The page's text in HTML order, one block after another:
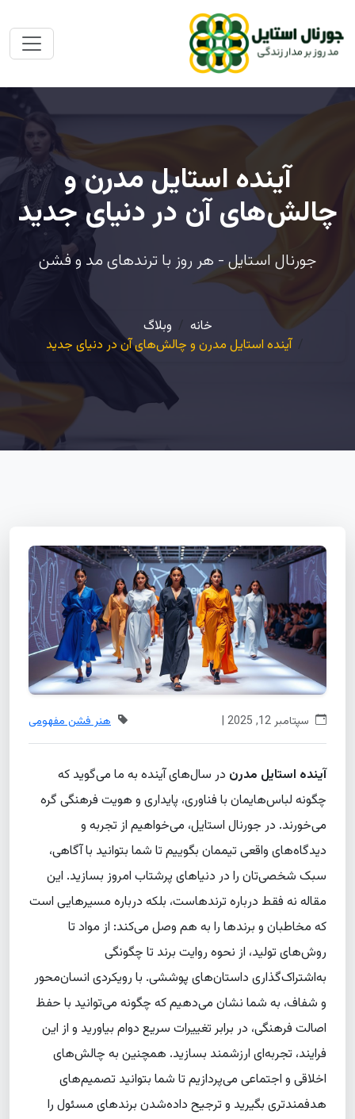
آینده استایل مدرن و
چالش‌های آن در دنیای جدید
جورنال استایل - هر روز با ترندهای مد و فشن
خانه
وبلاگ
آینده استایل مدرن و چالش‌های آن در دنیای جدید
سپتامبر 12, 2025 | هنر فشن مفهومی
آینده استایل مدرندر سال‌های آینده به ما می‌گوید که
چگونه لباس‌هایمان با فناوری، پایداری و هویت فرهنگی گره
می‌خورند. در جورنال استایل، می‌خواهیم از تجربه و
دیدگاه‌های واقعی تیممان بگوییم تا شما بتوانید با آگاهی،
سبک شخصی‌تان را در دنیاهای پرشتاب امروز بسازید. این
مقاله نه فقط درباره ترندهاست، بلکه درباره مسیرهایی است
که مخاطبان و برندها را به هم وصل می‌کند: از مواد تا
روش‌های تولید، از نحوه روایت برند تا چگونگی
به‌اشتراک‌گذاری داستان‌های پوششی. با رویکردی انسان‌محور
و شفاف، به شما نشان می‌دهیم که چگونه می‌توانید با حفظ
اصالت فرهنگی، در برابر تغییرات سریع دوام بیاورید و از این
فرایند، تجربه‌ای ارزشمند بسازید. همچنین به چالش‌های
اخلاقی و اجتماعی می‌پردازیم تا شما بتوانید تصمیم‌های
هدفمندتری بگیرید و ترجیح داده‌شدن برندهای مسئول را